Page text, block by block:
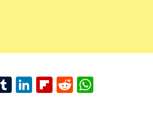
Tumblr
LinkedIn
Flipboard
Reddit